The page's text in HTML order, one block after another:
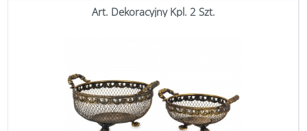
Art. Dekoracyjny Kpl. 2 Szt.